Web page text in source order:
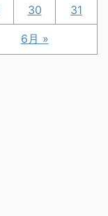
6月 »
30 31